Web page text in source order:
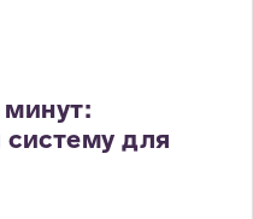
минут:
для